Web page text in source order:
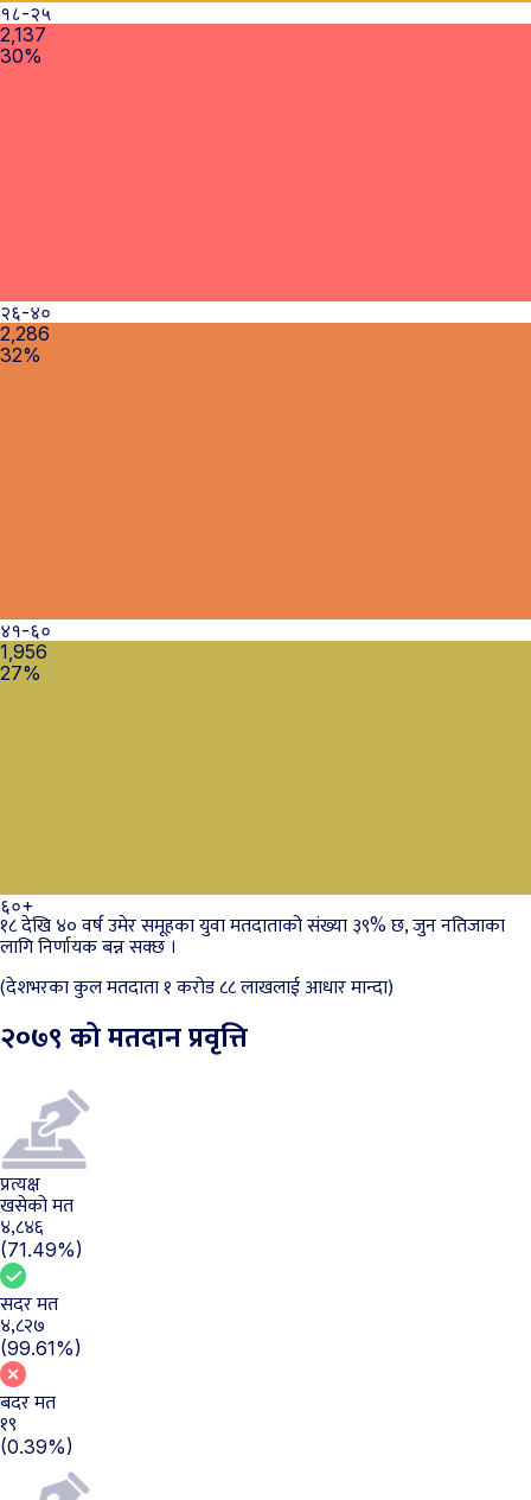
१८-२५
2,137
30%
२६-४०
2,286
32%
४१-६०
1,956
27%
६०+
१८ देखि ४० वर्ष उमेर समूहका युवा मतदाताको संख्या ३९% छ, जुन नतिजाका
लागि निर्णायक बन्न सक्छ ।
(देशभरका कुल मतदाता १ करोड ८८ लाखलाई आधार मान्दा)
२०७९ को मतदान प्रवृत्ति
प्रत्यक्ष
खसेको मत
४,८४६
(71.49%)
सदर मत
४,८२७
(99.61%)
बदर मत
१९
(0.39%)